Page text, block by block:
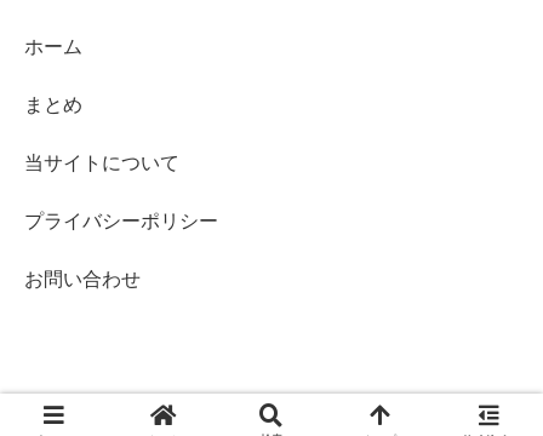
ホーム
まとめ
当サイトについて
プライバシーポリシー
お問い合わせ
© 2022-2026 アニコミギークス.